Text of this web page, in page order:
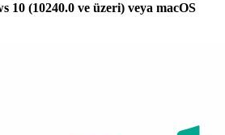
10 (10240.0 ve üzeri) veya macOS